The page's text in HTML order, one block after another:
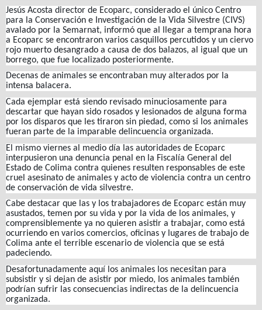
Jesús Acosta director de Ecoparc, considerado el único Centro
para la Conservación e Investigación de la Vida Silvestre (CIVS)
avalado por la Semarnat, informó que al llegar a temprana hora
a Ecoparc se encontraron varios casquillos percutidos y un ciervo
rojo muerto desangrado a causa de dos balazos, al igual que un
borrego, que fue localizado posteriormente.
Decenas de animales se encontraban muy alterados por la
intensa balacera.
Cada ejemplar está siendo revisado minuciosamente para
descartar que hayan sido rosados y lesionados de alguna forma
por los disparos que les tiraron sin piedad, como si los animales
fueran parte de la imparable delincuencia organizada.
El mismo viernes al medio día las autoridades de Ecoparc
interpusieron una denuncia penal en la Fiscalía General del
Estado de Colima contra quienes resulten responsables de este
cruel asesinato de animales y acto de violencia contra un centro
de conservación de vida silvestre.
Cabe destacar que las y los trabajadores de Ecoparc están muy
asustados, temen por su vida y por la vida de los animales, y
comprensiblemente ya no quieren asistir a trabajar, como está
ocurriendo en varios comercios, oficinas y lugares de trabajo de
Colima ante el terrible escenario de violencia que se está
padeciendo.
Desafortunadamente aquí los animales los necesitan para
subsistir y si dejan de asistir por miedo, los animales también
podrían sufrir las consecuencias indirectas de la delincuencia
organizada.